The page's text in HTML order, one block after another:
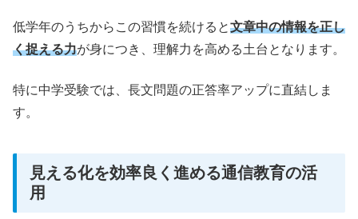
低学年のうちからこの習慣を続けると文章中の情報を正し
く捉える力が身につき、理解力を高める土台となります。
特に中学受験では、長文問題の正答率アップに直結しま
す。
見える化を効率良く進める通信教育の活
用